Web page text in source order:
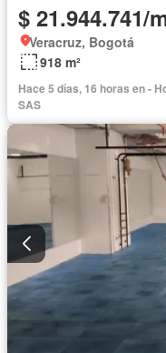
$ 21.944.741/
Veracruz, Bogotá
918 m²
Hace 5 días, 16 horas en -
SAS